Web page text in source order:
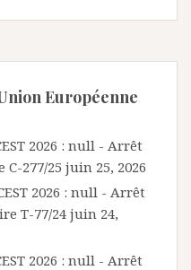
Européenne
2026 : null - Arrêt
277/25 juin 25, 2026
2026 : null - Arrêt
T-77/24 juin 24,
2026 : null - Arrêt